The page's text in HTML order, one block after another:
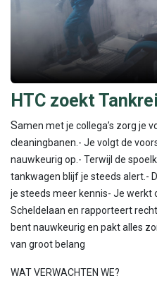
HTC zoekt
Samen met je collega’s zorg je
cleaningbanen.- Je volgt de
nauwkeurig op.- Terwijl de
tankwagen blijf je steeds alert.-
je steeds meer kennis- Je werkt
Scheldelaan en rapporteert
bent nauwkeurig en pakt alles
van groot belang
WAT VERWACHTEN WE?